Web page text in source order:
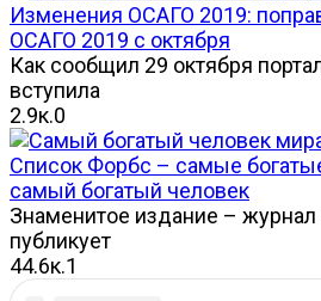
Изменения ОСАГО 2019:
ОСАГО 2019 с октября
Как сообщил 29 октября
вступила
2.9к.0
Список Форбс – самые
самый богатый человек
Знаменитое издание –
публикует
44.6к.1